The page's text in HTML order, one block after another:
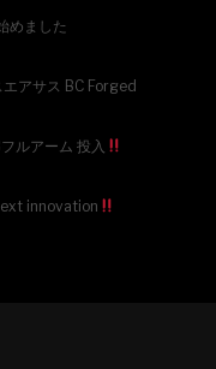
めました
アサス BC Forged
ルアーム 投入
innovation